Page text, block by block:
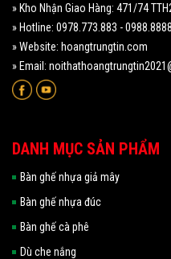
» Kho Nhận Giao Hàng: 471/74
» Hotline: 0978.773.883 -
» Website: hoangtrungtin.com
» Email:
DANH MỤC SẢN PHẨM
Bàn ghế nhựa giả mây
Bàn ghế nhựa đúc
Bàn ghế cà phê
Dù che nắng